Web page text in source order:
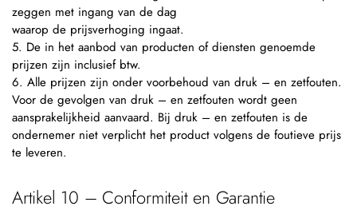
zeggen met ingang van de dag
waarop de prijsverhoging ingaat.
5. De in het aanbod van producten of diensten genoemde
prijzen zijn inclusief btw.
6. Alle prijzen zijn onder voorbehoud van druk – en zetfouten.
Voor de gevolgen van druk – en zetfouten wordt geen
aansprakelijkheid aanvaard. Bij druk – en zetfouten is de
ondernemer niet verplicht het product volgens de foutieve prijs
te leveren.
Artikel 10 – Conformiteit en Garantie